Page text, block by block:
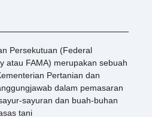
Persekutuan (Federal
atau FAMA) merupakan sebuah
Pertanian dan
dalam pemasaran
sayuran dan buah-buhan
tani